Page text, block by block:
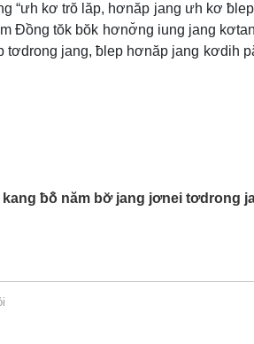
“ưh kơ trŏ lăp, hơnăp jang ưh kơ
Đồng tŏk bŏk hơnơ̆ng iung jang
tơdrong jang, ƀlep hơnăp jang kơdih
kang ƀô̆ năm bơ̆ jang jơnei tơdrong